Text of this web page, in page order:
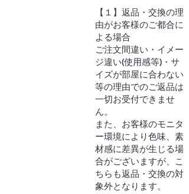
【１】返品・交換の理
由がお客様のご都合に
よる場合
ご注文間違い・イメー
ジ違い(使用感等)・サ
イズが部屋に合わない
等の理由でのご返品は
一切お受付できませ
ん。
また、お客様のモニタ
ー環境により色味、素
材感に差異が生じる場
合がございますが、こ
ちらも返品・交換の対
象外となります。